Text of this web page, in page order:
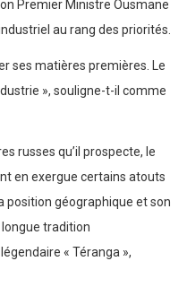
Premier Ministre Ousmane
au rang des priorités.
ses matières premières. Le
», souligne-t-il comme
russes qu’il prospecte, le
en exergue certains atouts
position géographique et son
longue tradition
« Téranga »,